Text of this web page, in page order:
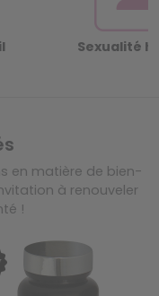
Sexualité homme
en matière de bien-
à renouveler
!